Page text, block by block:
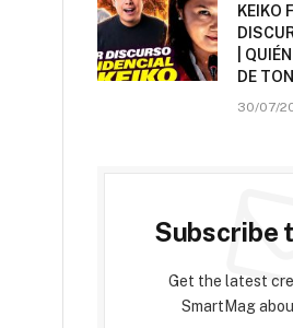
KEIKO
|
DE
30/07/
Subscribe
Get the latest
SmartMag